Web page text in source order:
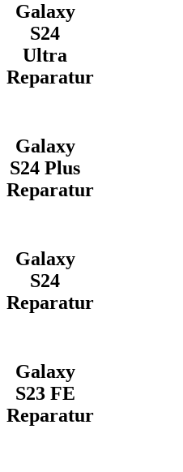
Galaxy
S24
Ultra
Reparatur
Galaxy
S24 Plus
Reparatur
Galaxy
S24
Reparatur
Galaxy
S23 FE
Reparatur